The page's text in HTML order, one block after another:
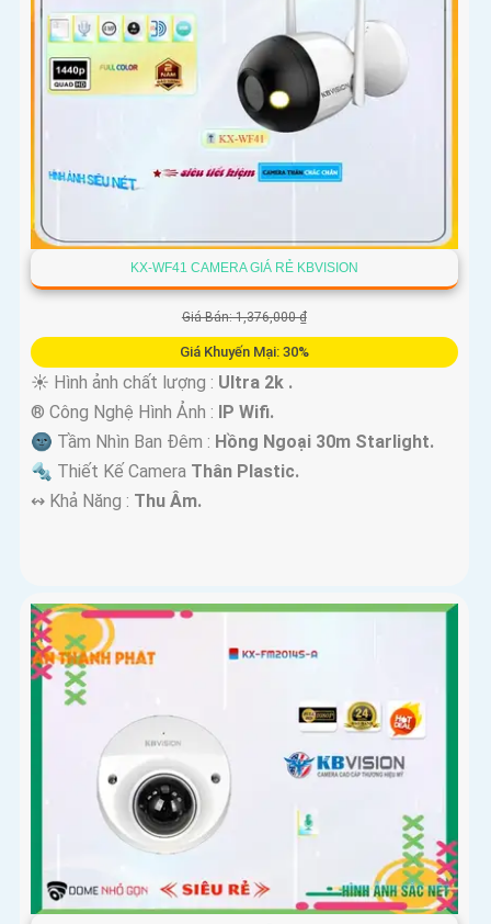
KX-WF41 CAMERA GIÁ RẺ KBVISION
Giá Bán: 1,376,000 ₫
Giá Khuyến Mại: 30%
☀️ Hình ảnh chất lượng : Ultra 2k .
®️ Công Nghệ Hình Ảnh :
IP Wifi.
🌚 Tầm Nhìn Ban Đêm : Hồng Ngoại 30m Starlight.
🔩 Thiết Kế Camera Thân Plastic.
️↭ Khả Năng : Thu Âm.